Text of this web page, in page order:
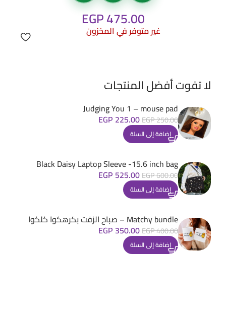
EGP475.00
غير متوفر في المخزون
لا تفوت أفضل المنتجات
Judging You 1 – mouse pad
EGP250.00
EGP 225.00
إضافة إلى السلة
Black Daisy Laptop Sleeve -15.6 inch bag
EGP600.00
EGP 525.00
إضافة إلى السلة
Matchy bundle – صباح الزفت بكرهكوا كلكوا
EGP400.00
EGP 350.00
إضافة إلى السلة